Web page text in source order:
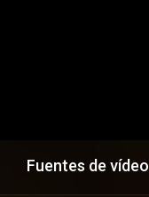
Fuentes de vídeo